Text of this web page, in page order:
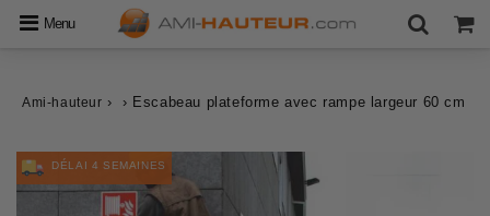
Menu
Ami-hauteur › › Escabeau plateforme avec rampe largeur 60 cm
DÉLAI 4 SEMAINES